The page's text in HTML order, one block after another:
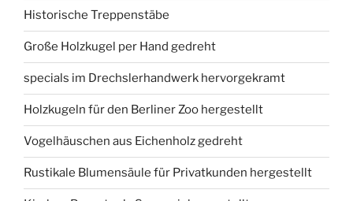
Historische Treppenstäbe
Große Holzkugel per Hand gedreht
specials im Drechslerhandwerk hervorgekramt
Holzkugeln für den Berliner Zoo hergestellt
Vogelhäuschen aus Eichenholz gedreht
Rustikale Blumensäule für Privatkunden hergestellt